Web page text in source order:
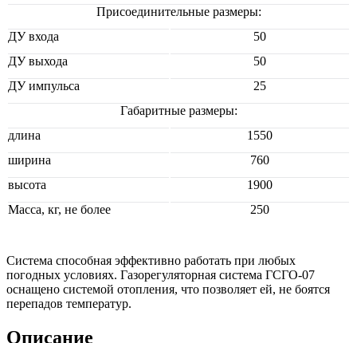
Присоединительные размеры:
ДУ входа
50
ДУ выхода
50
ДУ импульса
25
Габаритные размеры:
длина
1550
ширина
760
высота
1900
Масса, кг, не более
250
Система способная эффективно работать при любых
погодных условиях. Газорегуляторная система ГСГО-07
оснащено системой отопления, что позволяет ей, не боятся
перепадов температур.
Описание